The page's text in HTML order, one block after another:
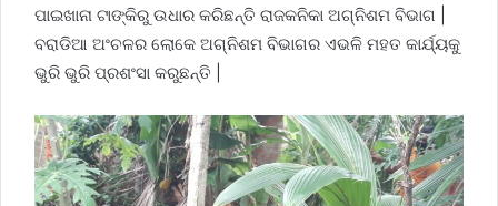
ପାଇଖାନା ଟାଙ୍କିରୁ ଉଧାର କରିଛନ୍ତି ରାଜକନିକା ଅଗ୍ନିଶମ ବିଭାଗ |
ବରାଡିଆ ଅଂଚଳର ଲୋକେ ଅଗ୍ନିଶମ ବିଭାଗର ଏଭଳି ମହତ କାର୍ଯ୍ୟକୁ
ଭୁରି ଭୁରି ପ୍ରଶଂସା କରୁଛନ୍ତି |